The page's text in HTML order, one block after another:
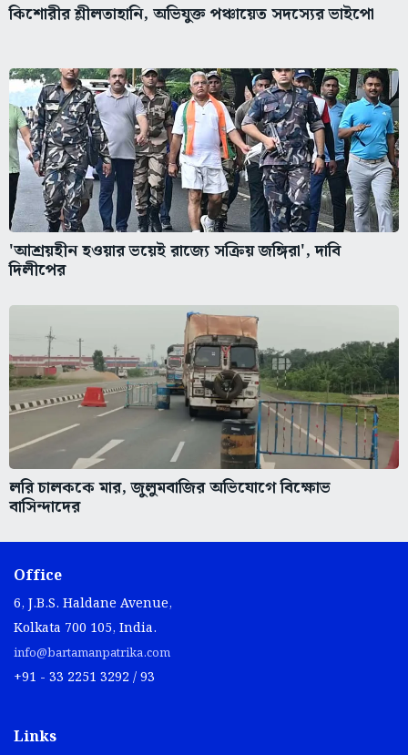
কিশোরীর শ্লীলতাহানি, অভিযুক্ত পঞ্চায়েত সদস্যের ভাইপো
'আশ্রয়হীন হওয়ার ভয়েই রাজ্যে সক্রিয় জঙ্গিরা', দাবি
দিলীপের
লরি চালককে মার, জুলুমবাজির অভিযোগে বিক্ষোভ
বাসিন্দাদের
Office
6, J.B.S. Haldane Avenue,
Kolkata 700 105, India.
info@bartamanpatrika.com
+91 - 33 2251 3292 / 93
Links